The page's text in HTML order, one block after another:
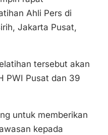
Ahli Pers di
Jakarta Pusat,
tersebut akan
PWI Pusat dan 39
untuk memberikan
kepada